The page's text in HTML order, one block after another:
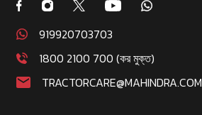
919920703703
1800 2100 700 (কর মুক্ত)
TRACTORCARE@MAHINDRA.COM